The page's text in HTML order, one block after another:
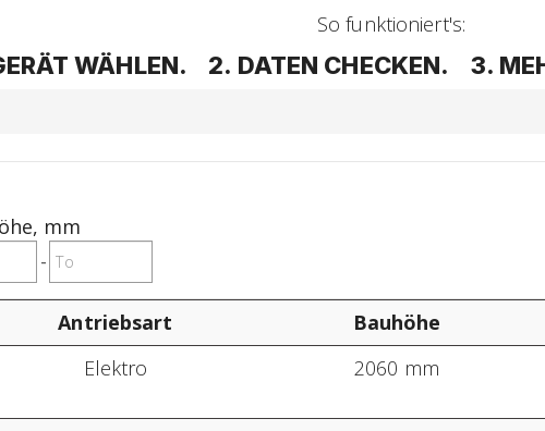
So funktioniert's:
WÄHLEN. 2. DATEN CHECKEN. 3.
, mm
-
Antriebsart Bauhöhe
Elektro 2060 mm